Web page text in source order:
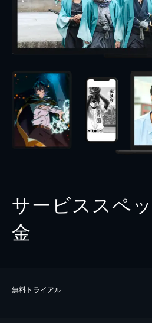
サービススペ
金
無料トライアル